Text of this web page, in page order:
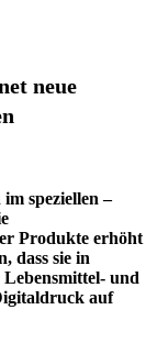
neue
speziellen –
Produkte erhöht
dass sie in
und
auf